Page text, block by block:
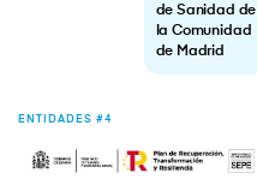
de Sanidad de
la Comunidad
de Madrid
ENTIDADES #4